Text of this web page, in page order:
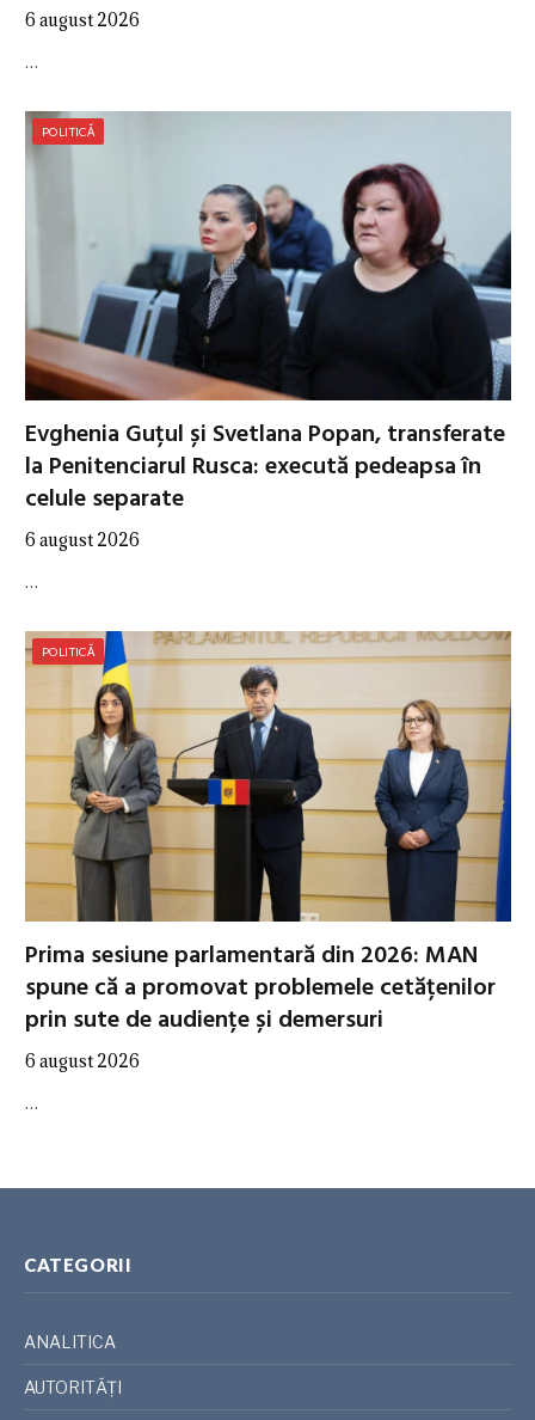
6 august 2026
…
POLITICĂ
Evghenia Guțul și Svetlana Popan, transferate
la Penitenciarul Rusca: execută pedeapsa în
celule separate
6 august 2026
…
POLITICĂ
Prima sesiune parlamentară din 2026: MAN
spune că a promovat problemele cetățenilor
prin sute de audiențe și demersuri
6 august 2026
…
CATEGORII
ANALITICA
AUTORITĂȚI